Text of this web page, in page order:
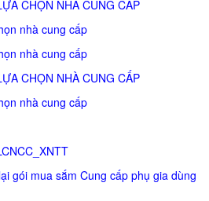
CHỌN NHÀ CUNG CẤP
nhà cung cấp
nhà cung cấp
CHỌN NHÀ CUNG CẤP
nhà cung cấp
gói mua sắm Cung cấp phụ gia dùng